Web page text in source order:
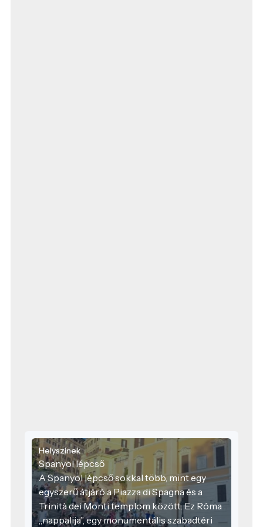
Helyszínek
Spanyol lépcső
A Spanyol lépcső sokkal több, mint egy
egyszerű átjáró a Piazza di Spagna és a
Trinità dei Monti templom között. Ez Róma
„nappalija”, egy monumentális szabadtéri